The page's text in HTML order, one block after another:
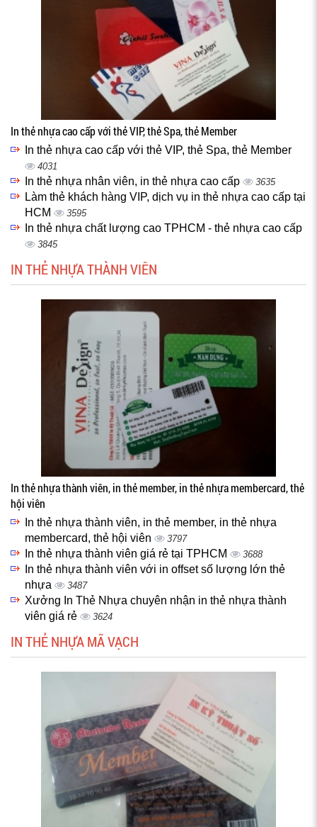
In thẻ nhựa cao cấp với thẻ VIP, thẻ Spa, thẻ Member
In thẻ nhựa cao cấp với thẻ VIP, thẻ Spa, thẻ Member
4031
In thẻ nhựa nhân viên, in thẻ nhựa cao cấp 3635
Làm thẻ khách hàng VIP, dịch vụ in thẻ nhựa cao cấp tại
HCM
3595
In thẻ nhựa chất lượng cao TPHCM - thẻ nhựa cao cấp
3845
IN THẺ NHỰA THÀNH VIÊN
In thẻ nhựa thành viên, in thẻ member, in thẻ nhựa membercard, thẻ
hội viên
In thẻ nhựa thành viên, in thẻ member, in thẻ nhựa
membercard, thẻ hội viên
3797
In thẻ nhựa thành viên giá rẻ tại TPHCM 3688
In thẻ nhựa thành viên với in offset số lượng lớn thẻ
nhựa
3487
Xưởng In Thẻ Nhựa chuyên nhận in thẻ nhựa thành
viên giá rẻ
3624
IN THẺ NHỰA MÃ VẠCH